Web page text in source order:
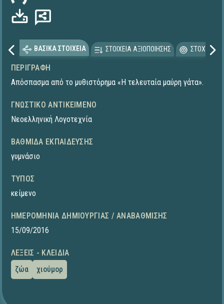
ΒΑΣΙΚΑ ΣΤΟΙΧΕΙΑ ΣΤΟΙΧΕΙΑ ΑΞΙΟΠΟΙΗΣΗΣ
ΠΕΡΙΓΡΑΦΉ
Απόσπασμα από το μυθιστόρημα «Η τελευταία μαύρη γάτα».
ΓΝΩΣΤΙΚΌ ΑΝΤΙΚΕΊΜΕΝΟ
Νεοελληνική Λογοτεχνία
ΒΑΘΜΊΔΑ ΕΚΠΑΊΔΕΥΣΗΣ
γυμνάσιο
ΤΎΠΟΣ
κείμενο
ΗΜΕΡΟΜΗΝΊΑ ΔΗΜΙΟΥΡΓΊΑΣ / ΑΝΑΒΆΘΜΙΣΗΣ
15/09/2016
ΛΈΞΕΙΣ - ΚΛΕΙΔΙΆ
ζώα
χιούμορ